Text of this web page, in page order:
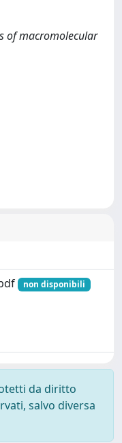
of macromolecular
non disponibili
da diritto
salvo diversa